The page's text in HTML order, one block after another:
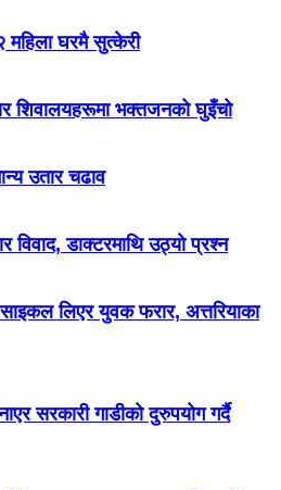
महिला घरमै सुत्केरी
शिवालयहरूमा भक्तजनको घुइँचो
उतार चढाव
विवाद, डाक्टरमाथि उठ्यो प्रश्न
लिएर युवक फरार, अत्तरियाका
सरकारी गाडीको दुरुपयोग गर्दै